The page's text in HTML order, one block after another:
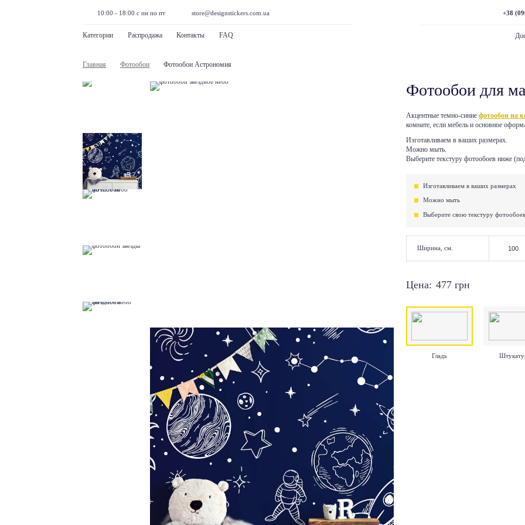
10:00 - 18:00 с пн по пт store@designstickers.com.ua
Категории Распродажа Контакты FAQ
+38
Главная Фотообои Фотообои Астрономия
Фотообои для
Акцентные темно-синие фотообои на
комнате, если мебель и основное
Изготавливаем в ваших размерах.
Можно мыть.
Выберите текстуру фотообоев ниже
Изготавливаем в ваших размерах
Можно мыть
Выберите свою текстуру
Ширина, см.
Цена: 477 грн
Гладь